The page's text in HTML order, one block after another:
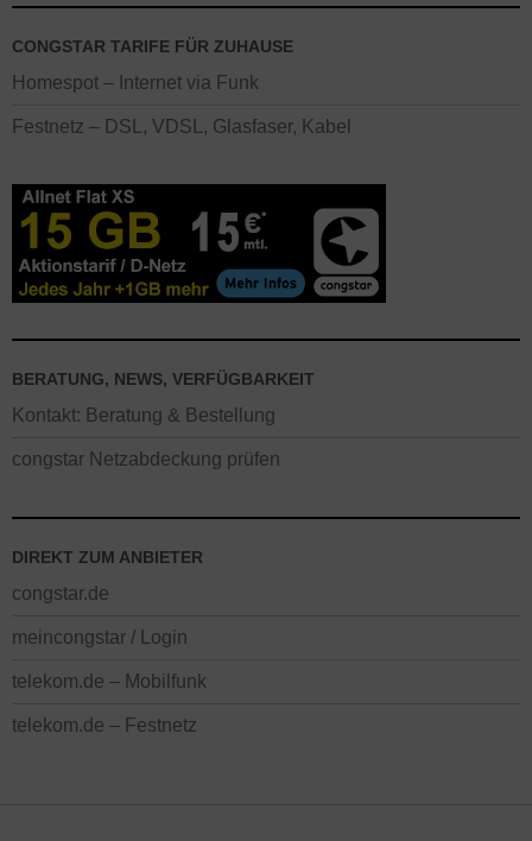
CONGSTAR TARIFE FÜR ZUHAUSE
Homespot – Internet via Funk
Festnetz – DSL, VDSL, Glasfaser, Kabel
BERATUNG, NEWS, VERFÜGBARKEIT
Kontakt: Beratung & Bestellung
congstar Netzabdeckung prüfen
DIREKT ZUM ANBIETER
congstar.de
meincongstar / Login
telekom.de – Mobilfunk
telekom.de – Festnetz